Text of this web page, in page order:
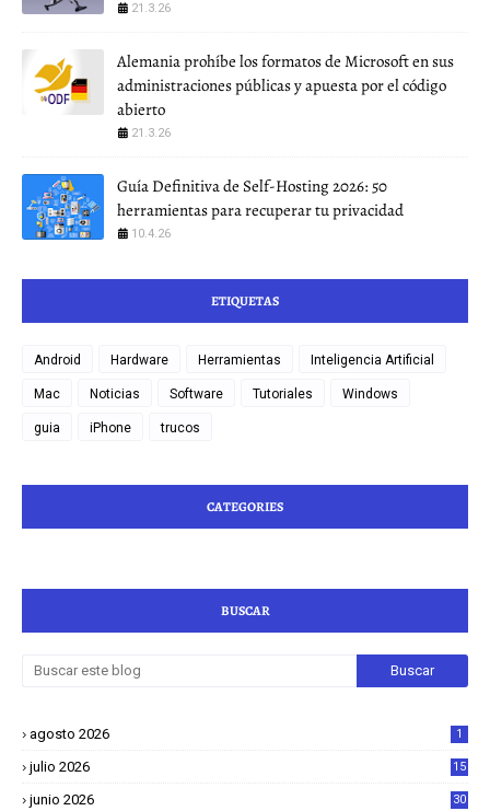
21.3.26
Alemania prohíbe los formatos de Microsoft en sus
administraciones públicas y apuesta por el código
abierto
21.3.26
Guía Definitiva de Self-Hosting 2026: 50
herramientas para recuperar tu privacidad
10.4.26
ETIQUETAS
Android Hardware Herramientas Inteligencia Artificial
Mac Noticias Software Tutoriales Windows
guia iPhone trucos
CATEGORIES
BUSCAR
agosto 2026 1
julio 2026 15
junio 2026 30